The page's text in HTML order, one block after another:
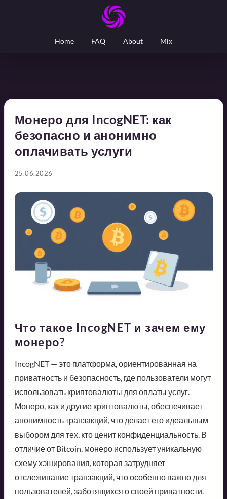
Home FAQ About Mix
Монеро для IncogNET: как
безопасно и анонимно
оплачивать услуги
25.06.2026
Что такое IncogNET и зачем ему
монеро?
IncogNET — это платформа, ориентированная на
приватность и безопасность, где пользователи могут
использовать криптовалюты для оплаты услуг.
Монеро, как и другие криптовалюты, обеспечивает
анонимность транзакций, что делает его идеальным
выбором для тех, кто ценит конфиденциальность. В
отличие от Bitcoin, монеро использует уникальную
схему хэширования, которая затрудняет
отслеживание транзакций, что особенно важно для
пользователей, заботящихся о своей приватности.